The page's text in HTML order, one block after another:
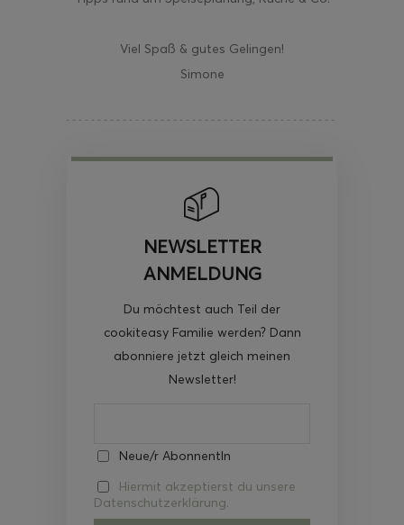
Viel Spaß & gutes Gelingen!
Simone
NEWSLETTER
ANMELDUNG
Du möchtest auch Teil der
cookiteasy Familie werden? Dann
abonniere jetzt gleich meinen
Newsletter!
Neue/r AbonnentIn
Hiermit akzeptierst du unsere
Datenschutzerklärung.